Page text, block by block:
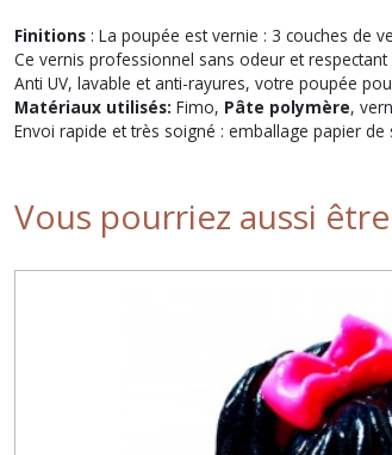
Finitions : La poupée est vernie : 3 couches de
Ce vernis professionnel sans odeur et
Anti UV, lavable et anti-rayures, votre poupée
Matériaux utilisés: Fimo, Pâte polymère,
Envoi rapide et très soigné : emballage papier
Vous pourriez aussi